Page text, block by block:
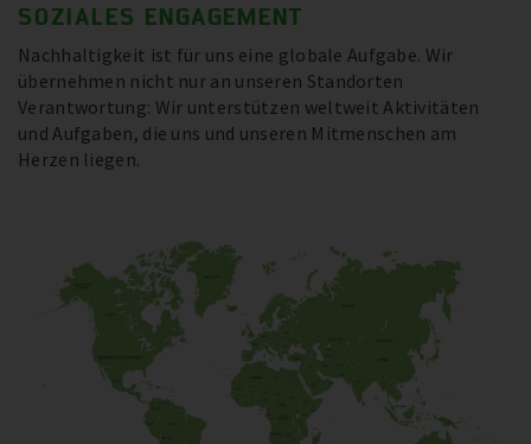
SOZIALES ENGAGEMENT
Nachhaltigkeit ist für uns eine globale Aufgabe. Wir
übernehmen nicht nur an unseren Standorten
Verantwortung: Wir unterstützen weltweit Aktivitäten
und Aufgaben, die uns und unseren Mitmenschen am
Herzen liegen.